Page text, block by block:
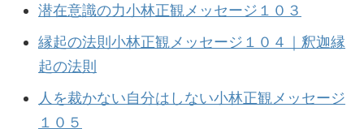
潜在意識の力小林正観メッセージ１０３
縁起の法則小林正観メッセージ１０４｜釈迦縁
起の法則
人を裁かない自分はしない小林正観メッセージ
１０５